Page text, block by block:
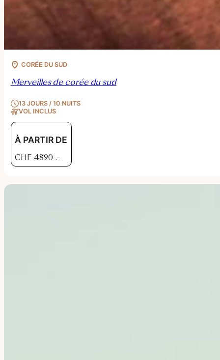
CORÉE DU SUD
Merveilles de corée du sud
13 JOURS / 10 NUITS
VOL INCLUS
À PARTIR DE
CHF 4890 .-